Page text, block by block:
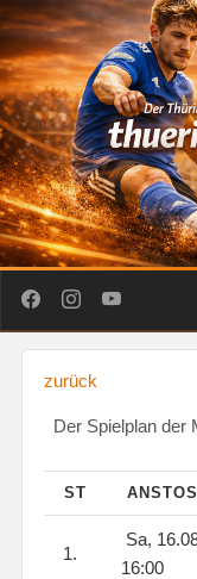
zurück
Der Spielplan der
ST
1.
Sa,
16:00